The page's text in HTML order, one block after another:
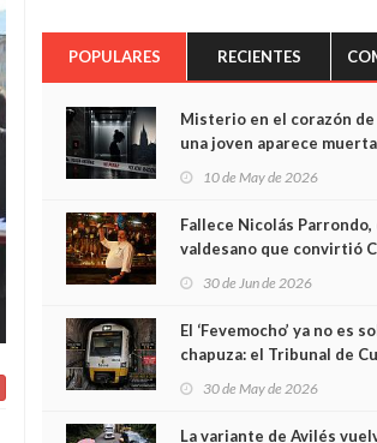
POPULARES RECIENTES
Misterio en el corazón
una joven aparece
cámaras captan sus
minutos
10 de May de 2026
Fallece Nicolás Parrondo,
valdesano que convirtió
30 de Jun de 2026
El ‘Fevemocho’ ya no es
chapuza: el Tribunal de
sobrecoste de los trenes
cabían por los túneles
30 de May de 2026
La variante de Avilés